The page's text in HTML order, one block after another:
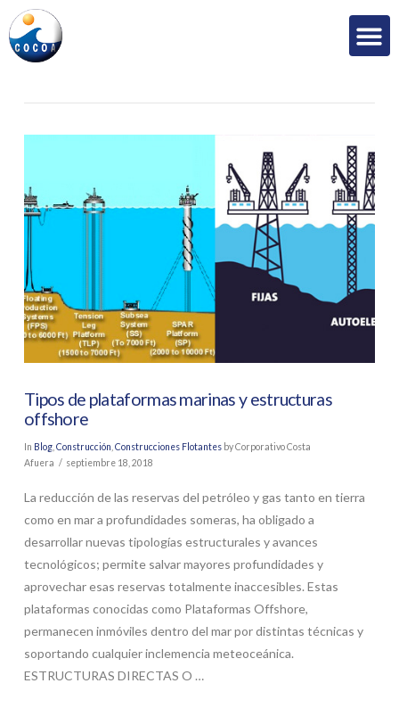
Tipos de plataformas marinas y estructuras
offshore
In Blog, Construcción Construcciones Flotantesby Corporativo Costa
Afuera
septiembre 18, 2018
La reducción de las reservas del petróleo y gas tanto en tierra
como en mar a profundidades someras, ha obligado a
desarrollar nuevas tipologías estructurales y avances
tecnológicos; permite salvar mayores profundidades y
aprovechar esas reservas totalmente inaccesibles. Estas
plataformas conocidas como Plataformas Offshore,
permanecen inmóviles dentro del mar por distintas técnicas y
soportando cualquier inclemencia meteoceánica.
ESTRUCTURAS DIRECTAS O …